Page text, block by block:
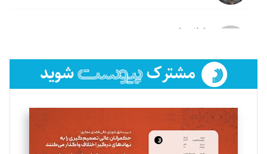
لیلا حنارود
فائزه فتحی رستمی
تحریریه
سروش کرمیان